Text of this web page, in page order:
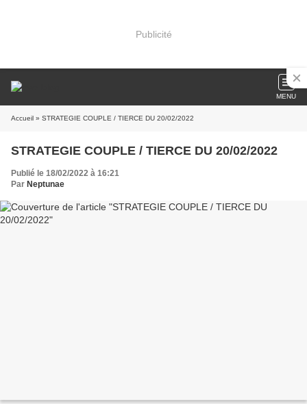
Publicité
MENU
Accueil » STRATEGIE COUPLE / TIERCE DU 20/02/2022
STRATEGIE COUPLE / TIERCE DU 20/02/2022
Publié le 18/02/2022 à 16:21
Par Neptunae